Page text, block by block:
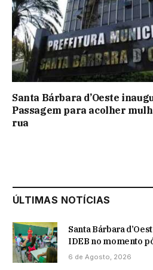
Santa Bárbara d’Oeste
Passagem para acolher
rua
ÚLTIMAS NOTÍCIAS
Santa Bárbara
IDEB no momento
6 de Agosto, 2026